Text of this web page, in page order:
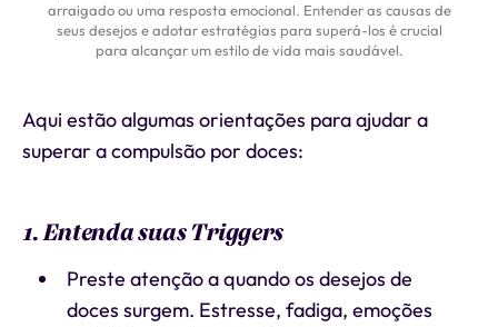
arraigado ou uma resposta emocional. Entender as causas de
seus desejos e adotar estratégias para superá-los é crucial
para alcançar um estilo de vida mais saudável.
Aqui estão algumas orientações para ajudar a
superar a compulsão por doces:
1. Entenda suas Triggers
Preste atenção a quando os desejos de
doces surgem. Estresse, fadiga, emoções